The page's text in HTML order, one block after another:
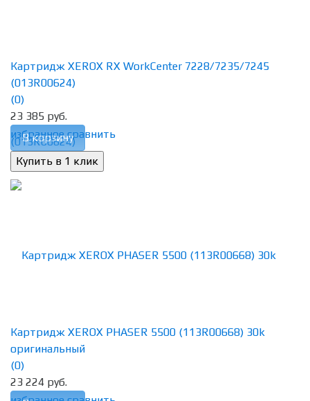
избранное сравнить
Картридж XEROX RX WorkCenter 7228/7235/7245
(013R00624)
(0)
23 385 руб.
В корзину
Картридж XEROX PHASER 5500 (113R00668) 30k
оригинальный
(0)
23 224 руб.